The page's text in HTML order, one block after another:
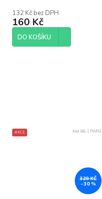
produktu
je
4,0
5
132 Kč bez DPH
160 Kč
DO KOŠÍKU
AKCE
329 KČ
–30 %
Kód: BB-17NVRZ